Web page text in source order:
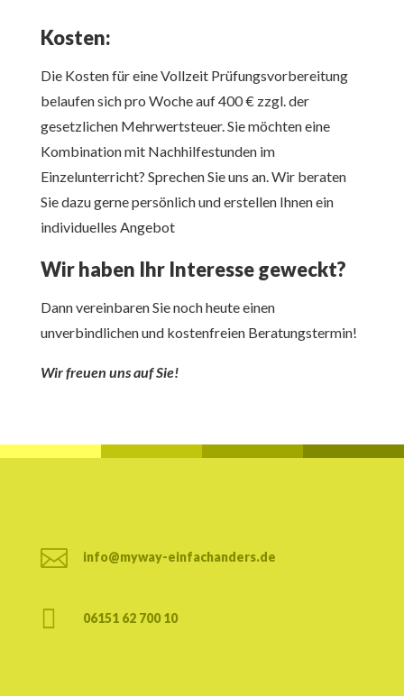
Kosten:
Die Kosten für eine Vollzeit Prüfungsvorbereitung
belaufen sich pro Woche auf 400 € zzgl. der
gesetzlichen Mehrwertsteuer. Sie möchten eine
Kombination mit Nachhilfestunden im
Einzelunterricht? Sprechen Sie uns an. Wir beraten
Sie dazu gerne persönlich und erstellen Ihnen ein
individuelles Angebot
Wir haben Ihr Interesse geweckt?
Dann vereinbaren Sie noch heute einen
unverbindlichen und kostenfreien Beratungstermin!
Wir freuen uns auf Sie!
 info@myway-einfachanders.de
 06151 62 700 10